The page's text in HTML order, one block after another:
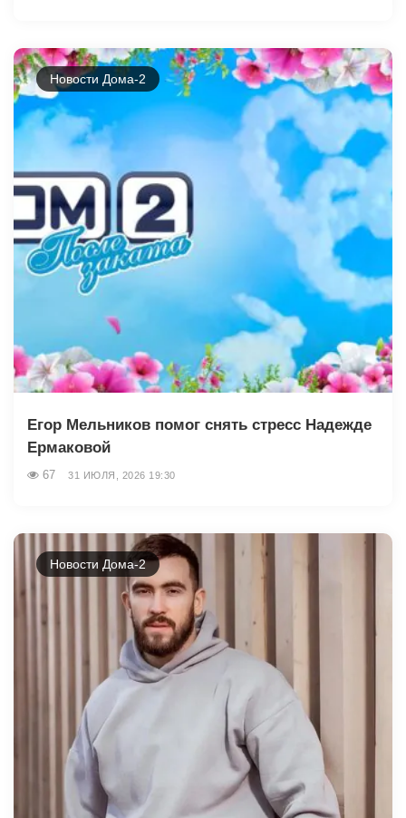
Новости Дома-2
Егор Мельников помог снять стресс Надежде
Ермаковой
67 31 ИЮЛЯ, 2026 19:30
Новости Дома-2